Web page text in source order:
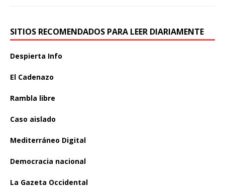
SITIOS RECOMENDADOS PARA LEER DIARIAMENTE
Despierta Info
El Cadenazo
Rambla libre
Caso aislado
Mediterráneo Digital
Democracia nacional
La Gazeta Occidental